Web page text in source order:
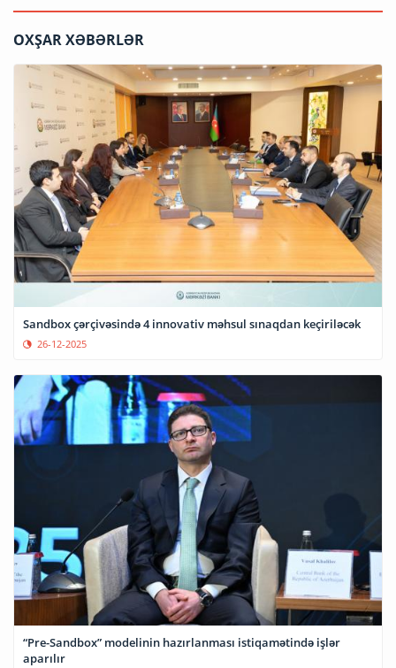
OXŞAR XƏBƏRLƏR
Sandbox çərçivəsində 4 innovativ məhsul sınaqdan keçiriləcək
26-12-2025
“Pre-Sandbox” modelinin hazırlanması istiqamətində işlər
aparılır